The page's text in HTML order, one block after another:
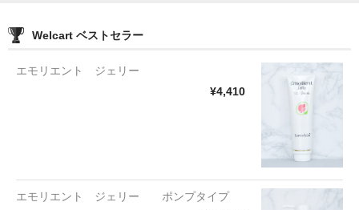
Welcart ベストセラー
エモリエント ジェリー
¥4,410
エモリエント ジェリー ポンプタイプ